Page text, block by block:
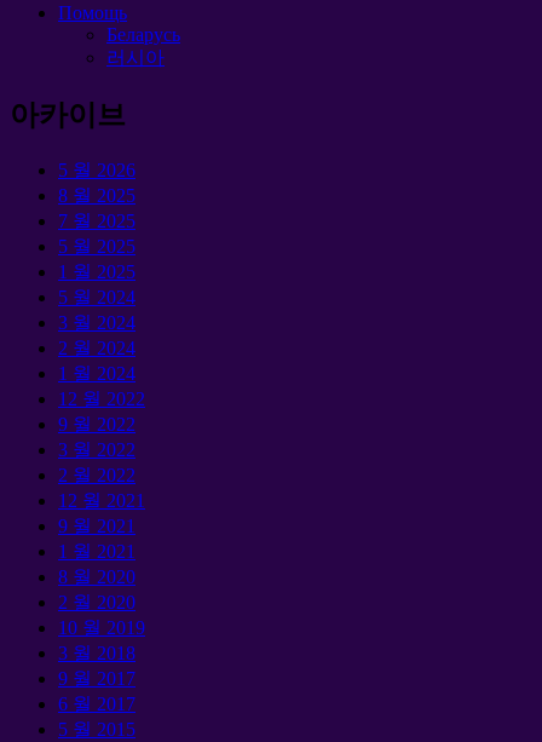
Помощь
Беларусь
러시아
아카이브
5 월 2026
8 월 2025
7 월 2025
5 월 2025
1 월 2025
5 월 2024
3 월 2024
2 월 2024
1 월 2024
12 월 2022
9 월 2022
3 월 2022
2 월 2022
12 월 2021
9 월 2021
1 월 2021
8 월 2020
2 월 2020
10 월 2019
3 월 2018
9 월 2017
6 월 2017
5 월 2015